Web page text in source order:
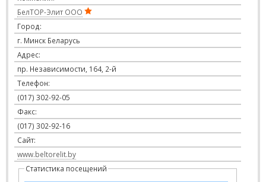
БелТОР-Элит ООО
Город:
г. Минск Беларусь
Адрес:
пр. Независимости, 164, 2-й
Телефон:
(017) 302-92-05
Факс:
(017) 302-92-16
Сайт:
www.beltorelit.by
Статистика посещений